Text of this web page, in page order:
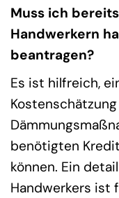
Muss ich
Handwerkern
beantragen?
Es ist hilfreich,
benötigten
können. Ein
Handwerkers ist